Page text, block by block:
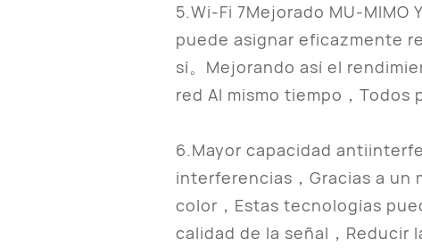
5.Wi-Fi 7Mejorado MU-MIMO
puede asignar eficazmente
sí。Mejorando así el
red Al mismo tiempo，Todos
6.Mayor capacidad
interferencias，Gracias a un
color，Estas tecnologías
calidad de la señal，Reducir